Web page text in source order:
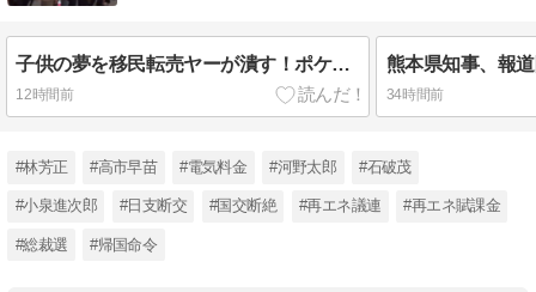
子供の夢を移民転売ヤーが潰す！ポケカ抽選を外国人が行列を占拠し埋め尽くす！日本の子供たちは泣いて帰るだけ！支那人がバイクを無賃駐車「日本語ワカラナイ」警察官を舐めまくる！91歳殺害のベトナム人も不法移民
12時間前 34時間前
#林芳正 #高市早苗 #電気料金 #河野太郎 #石破茂
#小泉進次郎 #日支断交 #国交断絶 #再エネ議連 #再エネ賦課金
#総裁選 #帰国命令